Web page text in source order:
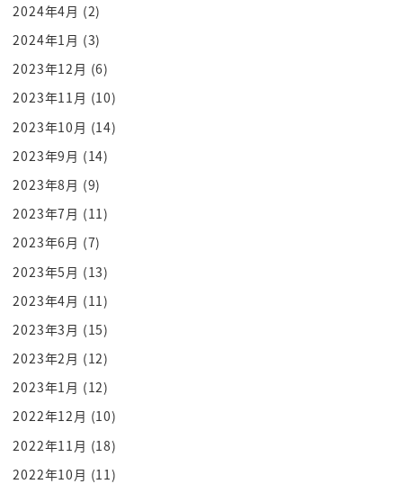
2024年4月 (2)
2024年1月 (3)
2023年12月 (6)
2023年11月 (10)
2023年10月 (14)
2023年9月 (14)
2023年8月 (9)
2023年7月 (11)
2023年6月 (7)
2023年5月 (13)
2023年4月 (11)
2023年3月 (15)
2023年2月 (12)
2023年1月 (12)
2022年12月 (10)
2022年11月 (18)
2022年10月 (11)